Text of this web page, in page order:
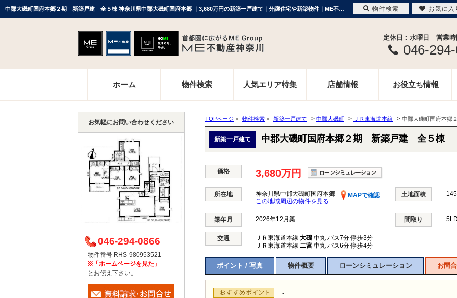
中郡大磯町国府本郷２期 新築戸建 全５棟 神奈川県中郡大磯町国府本郷 ｜3,680万円の新築一戸建て｜分譲住宅や新築物件｜ME不動産神奈川
定休日：水曜日 営業
046-
ホーム 物件検索 人気エリア特集 店舗情報 お役立ち情報
TOPページ > 物件検索 > 新築一戸建て > 中郡大磯町 > ＪＲ東海道本線 > 中郡大磯町国府本
新築一戸建て 中郡大磯町国府本郷２期 新築戸建 全５棟
価格 3,680万円
所在地 神奈川県中郡大磯町国府本郷
MAPで確認
この地域周辺の物件を見る
土地面積
築年月 2026年12月築 間取り
交通 ＪＲ東海道本線 大磯 中丸 バス7分 停歩3分
ＪＲ東海道本線 二宮 中丸 バス6分 停歩4分
ポイント / 写真 物件概要 ローンシミュレーション お問
-
お気軽にお問い合わせください
046-294-0866
物件番号 RHS-980953521
※「ホームページを見た」
とお伝え下さい。
物件検索 お気に入